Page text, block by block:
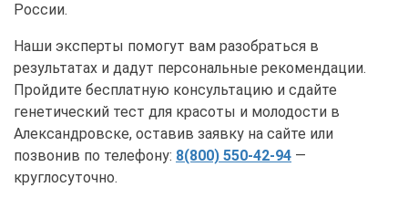
России.
Наши эксперты помогут вам разобраться в
результатах и дадут персональные рекомендации.
Пройдите бесплатную консультацию и сдайте
генетический тест для красоты и молодости в
Александровске, оставив заявку на сайте или
позвонив по телефону: 8(800) 550-42-94 —
круглосуточно.